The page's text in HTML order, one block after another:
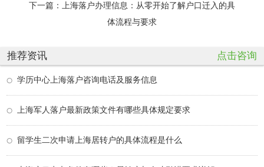
下一篇：
上海落户办理信息：从零开始了解户口迁入的具
体流程与要求
推荐资讯 点击咨询
学历中心上海落户咨询电话及服务信息
上海军人落户最新政策文件有哪些具体规定要求
留学生二次申请上海居转户的具体流程是什么